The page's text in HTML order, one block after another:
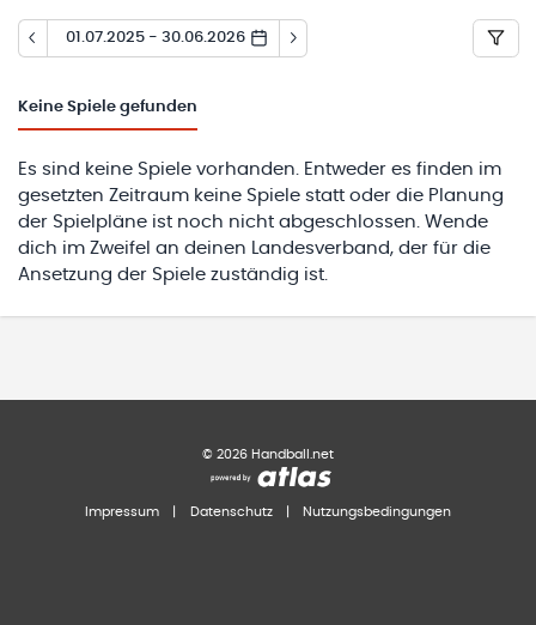
01.07.2025 - 30.06.2026
Keine Spiele gefunden
Es sind keine Spiele vorhanden. Entweder es finden im
gesetzten Zeitraum keine Spiele statt oder die Planung
der Spielpläne ist noch nicht abgeschlossen. Wende
dich im Zweifel an deinen Landesverband, der für die
Ansetzung der Spiele zuständig ist.
© 2026 Handball.net
Impressum Datenschutz Nutzungsbedingungen